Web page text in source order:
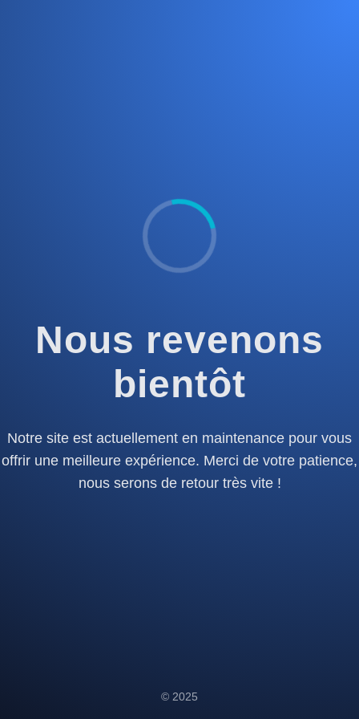
Nous revenons
bientôt
Notre site est actuellement en maintenance pour vous
offrir une meilleure expérience. Merci de votre patience,
nous serons de retour très vite !
© 2025